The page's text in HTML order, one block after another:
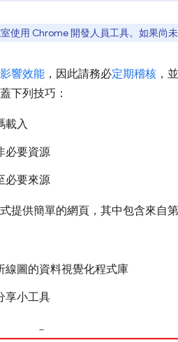
使用 Chrome 開發人員工具。如果尚
響效能 ，因此請務必定期稽核 ，
下列技巧：
載入
必要資源
必要來源
提供簡單的網頁，其中包含來自
線圖的資料視覺化程式庫
享小工具